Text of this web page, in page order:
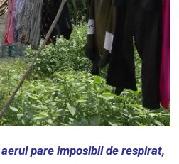
pare imposibil de respirat,